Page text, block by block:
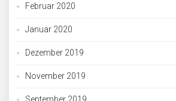
Februar 2020
Januar 2020
Dezember 2019
November 2019
September 2019